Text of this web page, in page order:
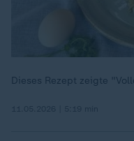
Dieses Rezept zeigte